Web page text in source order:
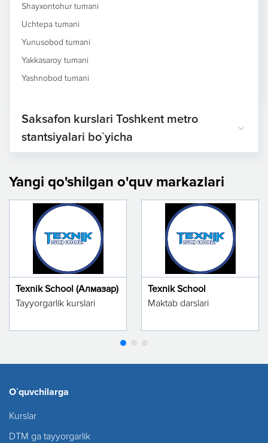
Shayxontohur tumani
Uchtepa tumani
Yunusobod tumani
Yakkasaroy tumani
Yashnobod tumani
Saksafon kurslari Toshkent metro
stantsiyalari bo`yicha
Yangi qo'shilgan o'quv markazlari
Texnik School (Алмазар)
Tayyorgarlik kurslari
Texnik School
Maktab darslari
O`quvchilarga
Kurslar
DTM ga tayyorgarlik